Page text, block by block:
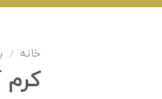
خانه /
کرم